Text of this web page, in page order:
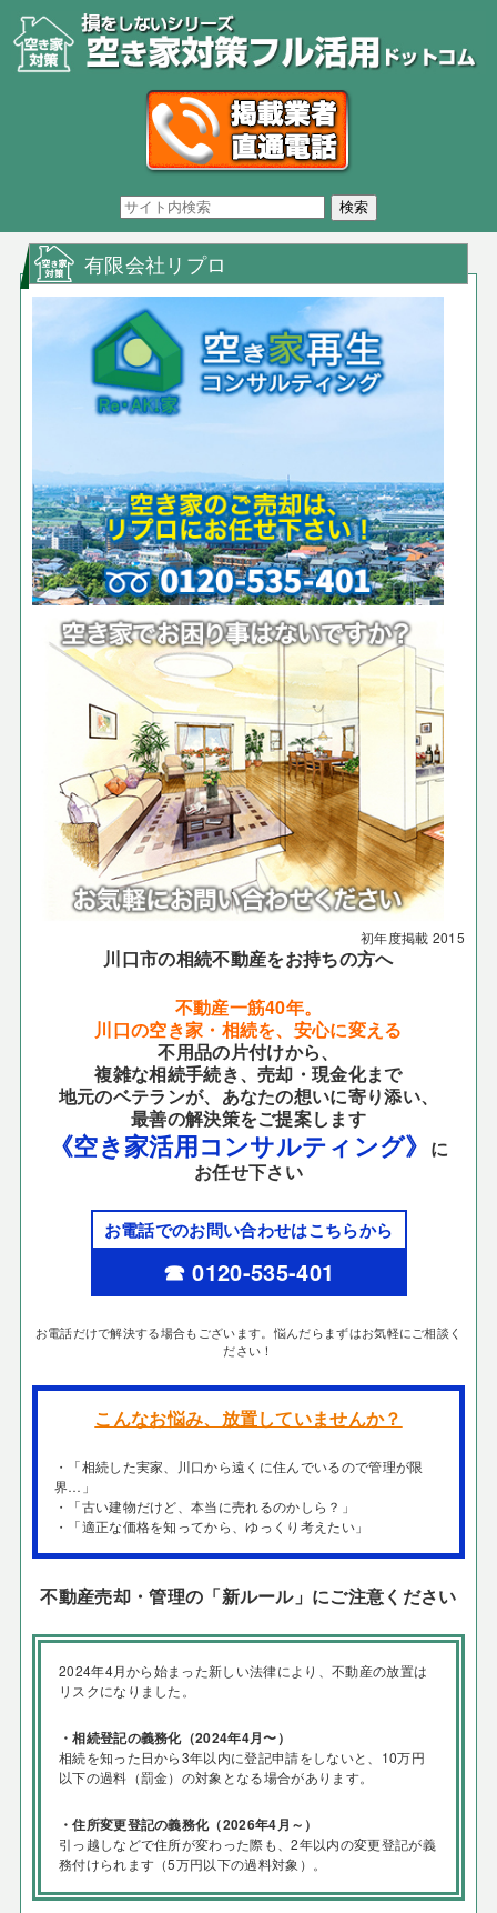
有限会社リプロ
初年度掲載 2015
川口市の相続不動産をお持ちの方へ
不動産一筋40年。
川口の空き家・相続を、安心に変える
不用品の片付けから、
複雑な相続手続き、売却・現金化まで
地元のベテランが、あなたの想いに寄り添い、
最善の解決策をご提案します
《空き家活用コンサルティング》 に
お任せ下さい
お電話でのお問い合わせはこちらから
☎ 0120-535-401
お電話だけで解決する場合もございます。悩んだらまずはお気軽にご相談く
ださい！
こんなお悩み、放置していませんか？
・「相続した実家、川口から遠くに住んでいるので管理が限
界…」
・「古い建物だけど、本当に売れるのかしら？」
・「適正な価格を知ってから、ゆっくり考えたい」
不動産売却・管理の「新ルール」にご注意ください
2024年4月から始まった新しい法律により、不動産の放置は
リスクになりました。
・相続登記の義務化（2024年4月〜）
相続を知った日から3年以内に登記申請をしないと、10万円
以下の過料（罰金）の対象となる場合があります。
・住所変更登記の義務化（2026年4月～）
引っ越しなどで住所が変わった際も、2年以内の変更登記が義
務付けられます（5万円以下の過料対象）。